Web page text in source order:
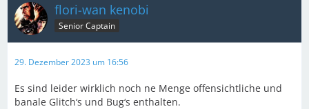
flori-wan kenobi
Senior Captain
29. Dezember 2023 um 16:56
Es sind leider wirklich noch ne Menge offensichtliche und
banale Glitch‘s und Bug‘s enthalten.